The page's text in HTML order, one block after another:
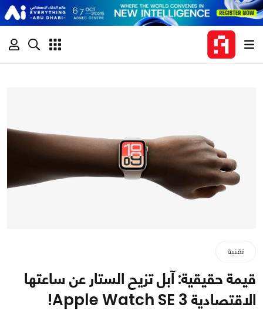
تقنية
قيمة حقيقية: آبل تزيح الستار عن ساعتها
الاقتصادية Apple Watch SE 3!